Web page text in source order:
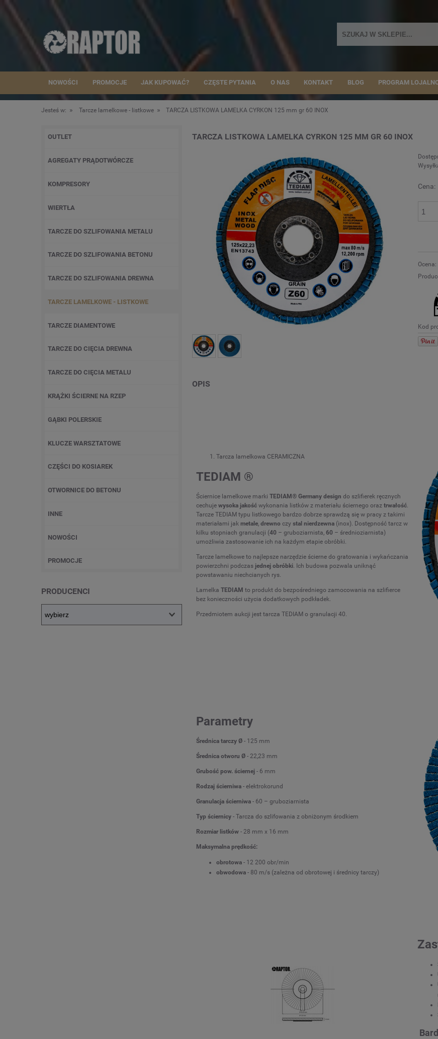
NOWOŚCI PROMOCJE JAK KUPOWAĆ? CZĘSTE PYTANIA O NAS KONTAKT BLOG PROGRAM
Jesteś w: » Tarcze lamelkowe - listkowe » TARCZA LISTKOWA LAMELKA CYRKON 125 mm gr 60 INOX
OUTLET
AGREGATY PRĄDOTWÓRCZE
KOMPRESORY
WIERTŁA
TARCZE DO SZLIFOWANIA METALU
TARCZE DO SZLIFOWANIA BETONU
TARCZE DO SZLIFOWANIA DREWNA
TARCZE LAMELKOWE - LISTKOWE
TARCZE DIAMENTOWE
TARCZE DO CIĘCIA DREWNA
TARCZE DO CIĘCIA METALU
KRĄŻKI ŚCIERNE NA RZEP
GĄBKI POLERSKIE
KLUCZE WARSZTATOWE
CZĘŚCI DO KOSIAREK
OTWORNICE DO BETONU
INNE
NOWOŚCI
PROMOCJE
PRODUCENCI
TARCZA LISTKOWA LAMELKA CYRKON 125 MM GR 60 INOX
Cena:
Ocena:
Kod
OPIS
Tarcza lamelkowa CERAMICZNA
TEDIAM ®
Ściernice lamelkowe marki TEDIAM® Germany design do szlifierek ręcznych
cechuje wysoka jakość wykonania listków z materiału ściernego oraz trwałość
Tarcze TEDIAM typu listkowego bardzo dobrze sprawdzą się w pracy z takimi
materiałami jak metale drewno czy stal nierdzewna (inox). Dostępność tarcz w
kilku stopniach granulacji (40 – gruboziarnista, 60 – średnioziarnista)
umożliwia zastosowanie ich na każdym etapie obróbki.
Tarcze lamelkowe to najlepsze narzędzie ścierne do gratowania i wykańczania
powierzchni podczas jednej obróbki . Ich budowa pozwala uniknąć
powstawaniu niechcianych rys.
Lamelka TEDIAM to produkt do bezpośredniego zamocowania na szlifierce
bez konieczności użycia dodatkowych podkładek.
Przedmiotem aukcji jest tarcza TEDIAM o granulacji 40.
Parametry
Średnica tarczy Ø - 125 mm
Średnica otworu Ø - 22,23 mm
Grubość pow. ściernej - 6 mm
Rodzaj ścierniwa - elektrokorund
Granulacja ścierniwa - 60 – gruboziarnista
Typ ściernicy - Tarcza do szlifowania z obniżonym środkiem
Rozmiar listków - 28 mm x 16 mm
Maksymalna prędkość:
obrotowa - 12 200 obr/min
obwodowa - 80 m/s (zależna od obrotowej i średnicy tarczy)